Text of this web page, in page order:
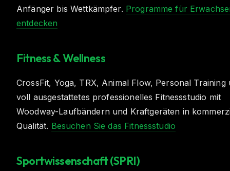
Anfänger bis Wettkämpfer. Programme für
entdecken
Fitness & Wellness
CrossFit, Yoga, TRX, Animal Flow, Personal Training
voll ausgestattetes professionelles Fitnessstudio mit
Woodway-Laufbändern und Kraftgeräten in
Qualität. Besuchen Sie das Fitnessstudio
Sportwissenschaft (SPRI)